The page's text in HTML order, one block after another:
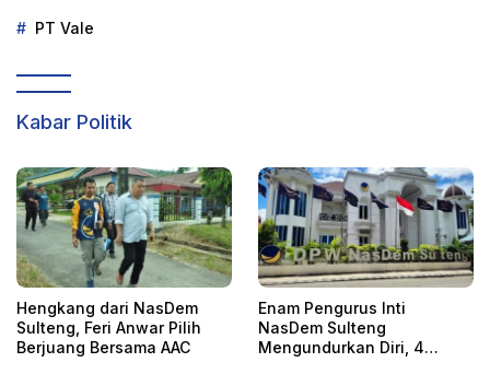
PT Vale
Kabar Politik
Hengkang dari NasDem
Sulteng, Feri Anwar Pilih
Berjuang Bersama AAC
Enam Pengurus Inti
NasDem Sulteng
Mengundurkan Diri, 4